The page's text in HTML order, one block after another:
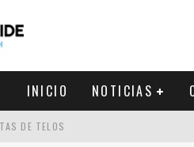
INICIO NOTICIAS
DE TELOS